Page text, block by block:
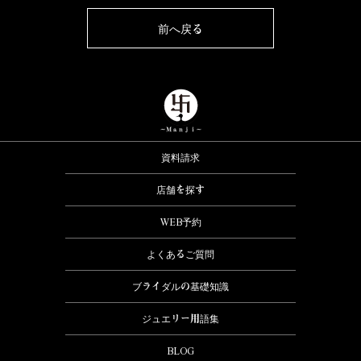
前へ戻る
資料請求
店舗を探す
WEB予約
よくあるご質問
ブライダルの基礎知識
ジュエリー用語集
BLOG